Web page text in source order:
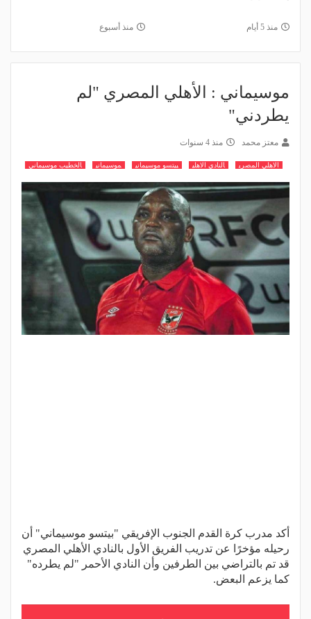
منذ 5 أيام منذ أسبوع
موسيماني : الأهلي المصري "لم
يطردني"
معتز محمد منذ 4 سنوات
الاهلي المصري النادي الاهلي بيتسو موسيماني موسيماني الخطيب موسيماني
أكد مدرب كرة القدم الجنوب الإفريقي "بيتسو موسيماني" أن
رحيله مؤخرًا عن تدريب الفريق الأول بالنادي الأهلي المصري
قد تم بالتراضي بين الطرفين وأن النادي الأحمر "لم يطرده"
كما يزعم البعض.